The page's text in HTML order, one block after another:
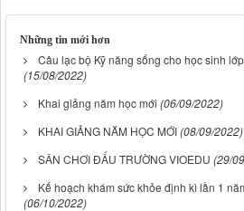
Những tin mới hơn
Câu lạc bộ Kỹ năng sống cho học sinh
(15/08/2022)
Khai giảng năm học mới (06/09/2022)
KHAI GIẢNG NĂM HỌC MỚI(08/09/2022)
SÂN CHƠI ĐẤU TRƯỜNG VIOEDU (29/
Kế hoạch khám sức khỏe định kì lần 1
(06/10/2022)